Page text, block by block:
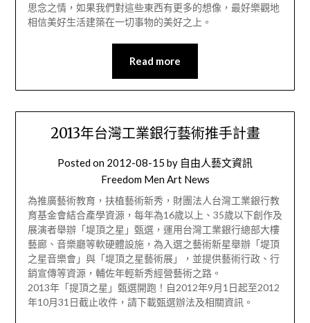
思念之情，如果我們對這些東西有更多的想像，最好樂觀地
相信美好生活建築在一切事物的美好之上。
Read more
2013年台灣工業銀行藝術推手計畫
Posted on 2012-08-15 by 自由人藝文資訊
Freedom Men Art News
為推廣藝術教育，扶植藝術新秀，財團法人台灣工業銀行教
育基金會結合產學資源，每年為16歲以上、35歲以下創作及
展演者舉辦「堤頂之星」甄選，運用台灣工業銀行總部大樓
藝廊、音樂廳等軟硬體設施，為入選之藝術新星舉辦「堤頂
之星音樂會」與「堤頂之星藝術展」，並提供藝術行政、行
銷宣傳等資源，輔佐年輕新秀經營藝術之路。
2013年「提頂之星」甄選開跑！自2012年9月1日起至2012
年10月31日截止收件，請下載甄選辦法及相關資訊。